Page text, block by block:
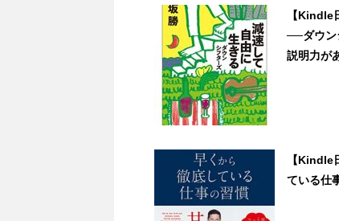
【Kindle
──ダウン
説明力が
【Kindle
ている仕